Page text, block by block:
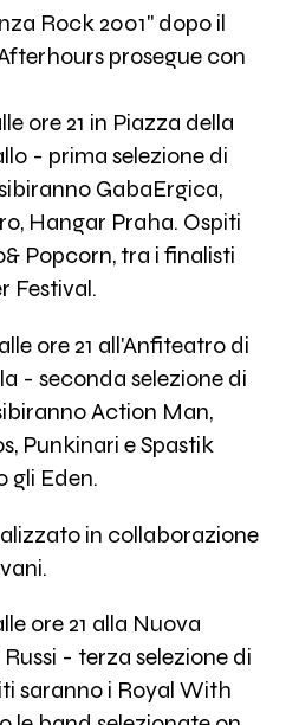
Rock 2001" dopo il
prosegue con
ore 21 in Piazza della
- prima selezione di
GabaErgica,
Hangar Praha. Ospiti
Popcorn, tra i finalisti
Festival.
ore 21 all'Anfiteatro di
- seconda selezione di
Action Man,
Punkinari e Spastik
gli Eden.
in collaborazione
ore 21 alla Nuova
- terza selezione di
saranno i Royal With